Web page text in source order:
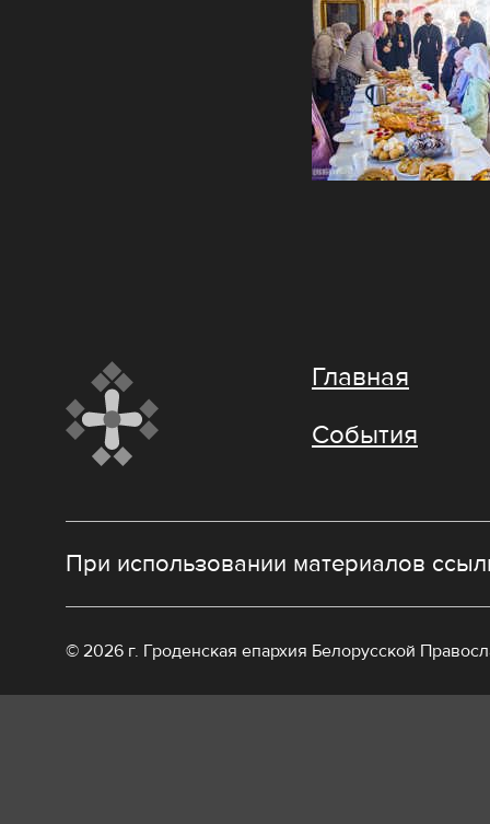
Главная
События
При использовании материалов
© 2026 г. Гроденская епархия Белорусской